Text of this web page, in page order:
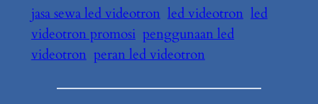
jasa sewa led videotron led videotron led
videotron promosi penggunaan led
videotron peran led videotron